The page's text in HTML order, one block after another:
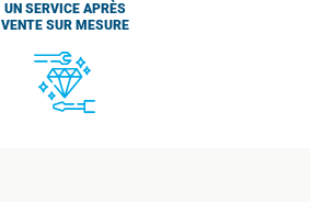
UN SERVICE APRÈS
VENTE SUR MESURE